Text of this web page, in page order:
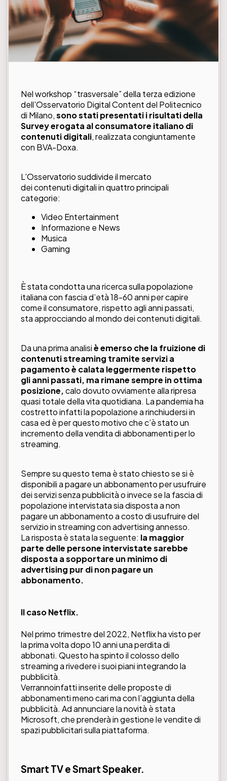
Nel workshop “trasversale” della terza edizione
dell'Osservatorio Digital Content del Politecnico
di Milano,sono stati presentati i risultati della
Survey erogata al consumatore italiano di
contenuti digitali, realizzata congiuntamente
con BVA-Doxa.
L'Osservatorio suddivide il mercato
dei contenuti digitali in quattro principali
categorie:
Video Entertainment
Informazione e News
Musica
Gaming
È stata condotta una ricerca sulla popolazione
italiana con fascia d’età 18-60 anni per capire
come il consumatore, rispetto agli anni passati,
sta approcciando al mondo dei contenuti digitali.
Da una prima analisiè emerso che la fruizione di
contenuti streaming tramite servizi a
pagamento è calata leggermente rispetto
gli anni passati, ma rimane sempre in ottima
posizione,calo dovuto ovviamente alla ripresa
quasi totale della vita quotidiana. La pandemia ha
costretto infatti la popolazione a rinchiudersi in
casa ed è per questo motivo che c’è stato un
incremento della vendita di abbonamenti per lo
streaming.
Sempre su questo tema è stato chiesto se si è
disponibili a pagare un abbonamento per usufruire
dei servizi senza pubblicità o invece se la fascia di
popolazione intervistata sia disposta a non
pagare un abbonamento a costo di usufruire del
servizio in streaming con advertising annesso.
La risposta è stata la seguente: la maggior
parte delle persone intervistate sarebbe
disposta a sopportare un minimo di
advertising pur di non pagare un
abbonamento.
Il caso Netflix.
Nel primo trimestre del 2022, Netflix ha visto per
la prima volta dopo 10 anni una perdita di
abbonati. Questo ha spinto il colosso dello
streaming a rivedere i suoi piani integrando la
pubblicità.
Verrannoinfatti inserite delle proposte di
abbonamenti meno cari ma con l’aggiunta della
pubblicità. Ad annunciare la novità è stata
Microsoft, che prenderà in gestione le vendite di
spazi pubblicitari sulla piattaforma.
Smart TV e Smart Speaker.